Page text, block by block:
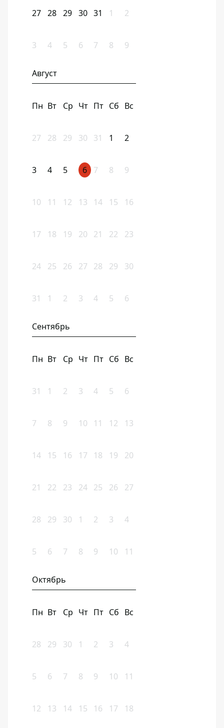
27 28 29 30 31 1 2
3 4 5 6 7 8 9
Август
Пн Вт Ср Чт Пт Сб Вс
27 28 29 30 31 1 2
3 4 5 6 7 8 9
10 11 12 13 14 15 16
17 18 19 20 21 22 23
24 25 26 27 28 29 30
31 1 2 3 4 5 6
Сентябрь
Пн Вт Ср Чт Пт Сб Вс
31 1 2 3 4 5 6
7 8 9 10 11 12 13
14 15 16 17 18 19 20
21 22 23 24 25 26 27
28 29 30 1 2 3 4
5 6 7 8 9 10 11
Октябрь
Пн Вт Ср Чт Пт Сб Вс
28 29 30 1 2 3 4
5 6 7 8 9 10 11
12 13 14 15 16 17 18